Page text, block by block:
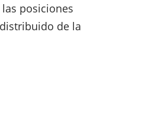
posiciones
de la